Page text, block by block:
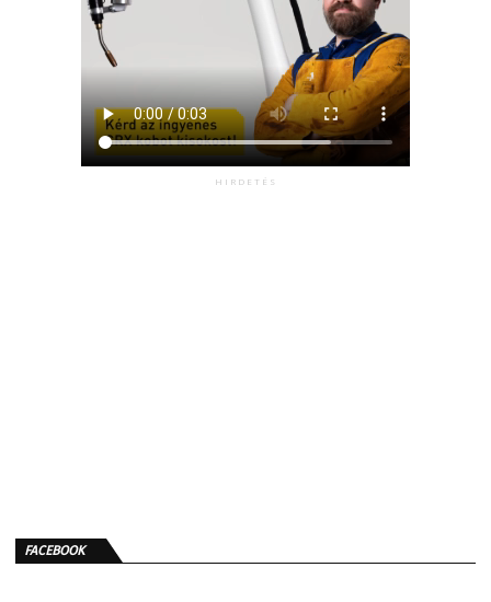
HIRDETÉS
FACEBOOK